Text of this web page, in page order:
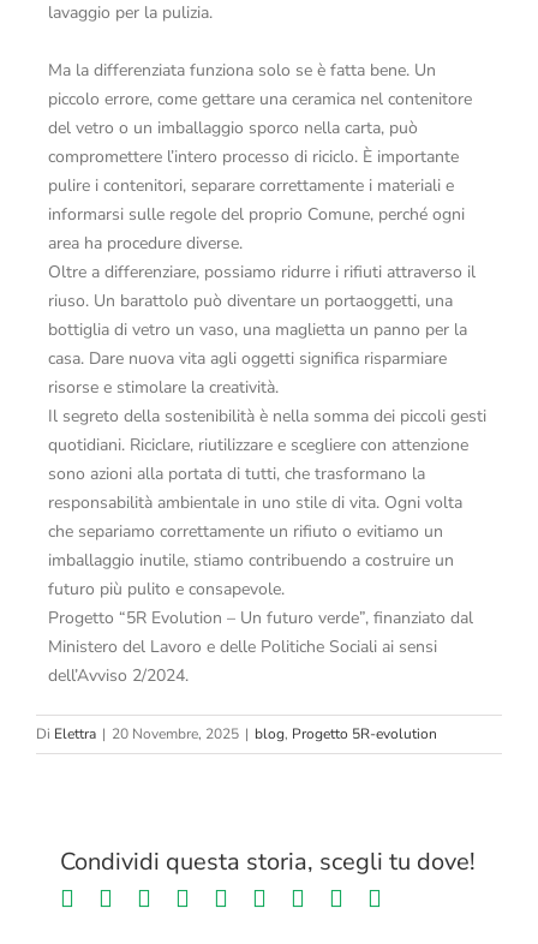
lavaggio per la pulizia.
Ma la differenziata funziona solo se è fatta bene. Un
piccolo errore, come gettare una ceramica nel contenitore
del vetro o un imballaggio sporco nella carta, può
compromettere l’intero processo di riciclo. È importante
pulire i contenitori, separare correttamente i materiali e
informarsi sulle regole del proprio Comune, perché ogni
area ha procedure diverse.
Oltre a differenziare, possiamo ridurre i rifiuti attraverso il
riuso. Un barattolo può diventare un portaoggetti, una
bottiglia di vetro un vaso, una maglietta un panno per la
casa. Dare nuova vita agli oggetti significa risparmiare
risorse e stimolare la creatività.
Il segreto della sostenibilità è nella somma dei piccoli gesti
quotidiani. Riciclare, riutilizzare e scegliere con attenzione
sono azioni alla portata di tutti, che trasformano la
responsabilità ambientale in uno stile di vita. Ogni volta
che separiamo correttamente un rifiuto o evitiamo un
imballaggio inutile, stiamo contribuendo a costruire un
futuro più pulito e consapevole.
Progetto “5R Evolution – Un futuro verde”, finanziato dal
Ministero del Lavoro e delle Politiche Sociali ai sensi
dell’Avviso 2/2024.
Di Elettra | 20 Novembre, 2025 | blog, Progetto 5R-evolution
Condividi questa storia, scegli tu dove!
FacebookTwitterLinkedIn
RedditWhatsapp
TumblrPinterest
Vk